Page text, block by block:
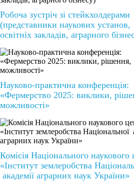
Робоча зустріч зі стейкхолдерами
(представники наукових установ,
освітніх закладів, аграрного
Науково-практична конференція:
«Фермерство 2025: виклики,
можливості»
Комісія Національного наукового
«Інститут землеробства
академії аграрних наук України»